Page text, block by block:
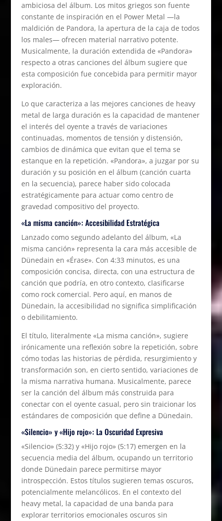
ambiciosa del álbum. Los mitos griegos son fuente
constante de inspiración en el Power Metal —la
maldición de Pandora, la apertura de la caja de todos
los males— ofrecen material narrativo potente.
Musicalmente, la duración extendida de «Pandora»
respecto a otras canciones del álbum sugiere que
esta composición fue concebida para permitir mayor
exploración.
Lo que caracteriza a las mejores canciones de heavy
metal de larga duración es la capacidad de mantener
el interés del oyente a través de variaciones
continuadas, momentos de tensión y distensión,
cambios de dinámica que evitan que el tema se
estanque en la repetición. «Pandora», a juzgar por su
duración y su posición en el álbum (canción cuarta
en la secuencia), parece haber sido colocada
estratégicamente para actuar como centro de
gravedad compositivo del proyecto.
«La misma canción»: Accesibilidad Estratégica
Lanzado como segundo adelanto del álbum, «La
misma canción» representa la cara más accesible de
Dünedain en «Érase». Con 4:33 minutos, es una
composición concisa, directa, con una estructura de
canción que podría, en otro contexto, clasificarse
como rock comercial. Pero aquí, en manos de
Dünedain, la accesibilidad no significa simplificación
o debilitamiento.
El título, literalmente «La misma canción», sugiere
irónicamente una reflexión sobre la repetición, sobre
cómo todas las historias de pérdida, resurgimiento y
transformación son, en cierto sentido, variaciones de
la misma narrativa humana. Musicalmente, parece
ser la canción del álbum más construida para
conectar con el oyente casual, pero sin traicionar los
estándares de composición que define a Dünedain.
«Silencio» y «Hijo rojo»: La Oscuridad Expresiva
«Silencio» (5:32) y «Hijo rojo» (5:17) emergen en la
secuencia media del álbum, ocupando un territorio
donde Dünedain parece permitirse mayor
introspección. Estos títulos sugieren temas oscuros,
potencialmente melancólicos. En el contexto del
heavy metal, la capacidad de una banda para
explorar territorios emocionales oscuros sin